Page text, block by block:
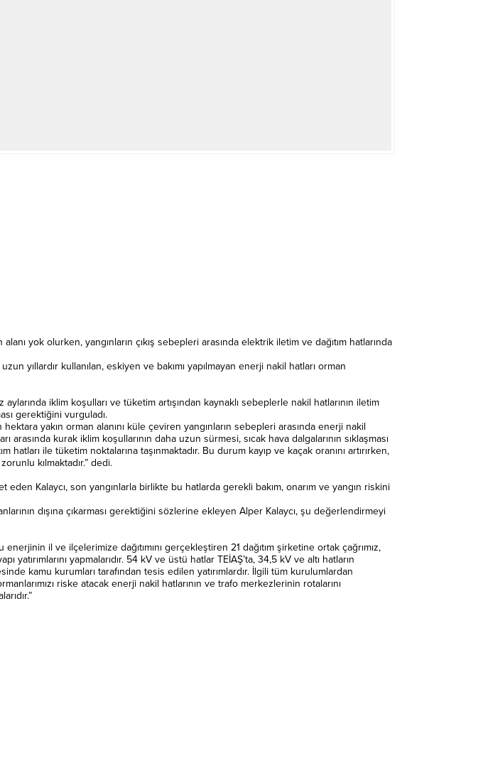
yok olurken, yangınların çıkış sebepleri arasında elektrik iletim ve dağıtım hatlarında
yıllardır kullanılan, eskiyen ve bakımı yapılmayan enerji nakil hatları orman
iklim koşulları ve tüketim artışından kaynaklı sebeplerle nakil hatlarının iletim
gerektiğini vurguladı.
yakın orman alanını küle çeviren yangınların sebepleri arasında enerji nakil
arasında kurak iklim koşullarının daha uzun sürmesi, sıcak hava dalgalarının sıklaşması
ile tüketim noktalarına taşınmaktadır. Bu durum kayıp ve kaçak oranını artırırken,
kılmaktadır.” dedi.
Kalaycı, son yangınlarla birlikte bu hatlarda gerekli bakım, onarım ve yangın riskini
dışına çıkarması gerektiğini sözlerine ekleyen Alper Kalaycı, şu değerlendirmeyi
il ve ilçelerimize dağıtımını gerçekleştiren 21 dağıtım şirketine ortak çağrımız,
yapmalarıdır. 54 kV ve üstü hatlar TEİAŞ’ta, 34,5 kV ve altı hatların
kamu kurumları tarafından tesis edilen yatırımlardır. İlgili tüm kurulumlardan
riske atacak enerji nakil hatlarının ve trafo merkezlerinin rotalarını